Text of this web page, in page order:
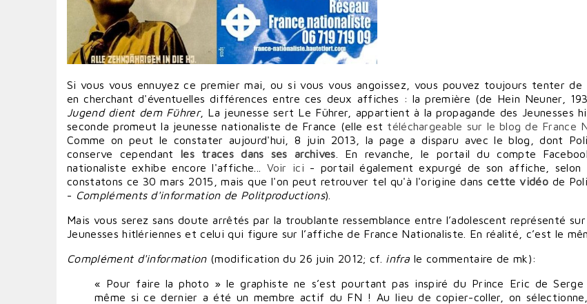
Si vous vous ennuyez ce premier mai, ou si vous vous angoissez, vous pouvez toujours tenter
en cherchant d'éventuelles différences entre ces deux affiches : la première (de Hein Neuner,
Jugend dient dem Führer, La jeunesse sert Le Führer, appartient à la propagande des Jeunesses
seconde promeut la jeunesse nationaliste de France (elle est téléchargeable sur le blog de France
Comme on peut le constater aujourd'hui, 8 juin 2013, la page a disparu avec le blog, dont
conserve cependant les traces dans ses archives . En revanche, le portail du compte
nationaliste exhibe encore l'affiche... Voir ici - portail également expurgé de son affiche, selon
constatons ce 30 mars 2015, mais que l'on peut retrouver tel qu'à l'originedans cette vidéo de
- Compléments d'information de Politproductions).
Mais vous serez sans doute arrêtés par la troublante ressemblance entre l’adolescent représenté
Jeunesses hitlériennes et celui qui figure sur l’affiche de France Nationaliste. En réalité, c’est le
Complément d'information(modification du 26 juin 2012; cf. infra le commentaire de mk):
« Pour faire la photo » le graphiste ne s’est pourtant pas inspiré du Prince Eric de Serge
même si ce dernier a été un membre actif du FN ! Au lieu de copier-coller, on sélectionne,